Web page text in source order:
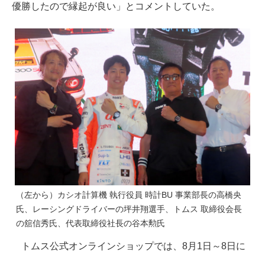
優勝したので縁起が良い」とコメントしていた。
（左から）カシオ計算機 執行役員 時計BU 事業部長の高橋央
氏、レーシングドライバーの坪井翔選手、トムス 取締役会長
の舘信秀氏、代表取締役社長の谷本勲氏
トムス公式オンラインショップでは、8月1日～8日に